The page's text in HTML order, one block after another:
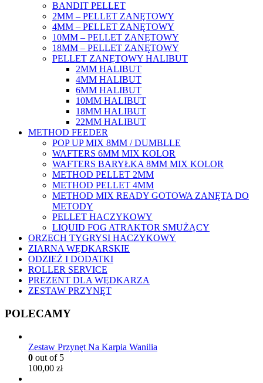
BANDIT PELLET
2MM – PELLET ZANĘTOWY
4MM – PELLET ZANĘTOWY
10MM – PELLET ZANĘTOWY
18MM – PELLET ZANĘTOWY
PELLET ZANĘTOWY HALIBUT
2MM HALIBUT
4MM HALIBUT
6MM HALIBUT
10MM HALIBUT
18MM HALIBUT
22MM HALIBUT
METHOD FEEDER
POP UP MIX 8MM / DUMBLLE
WAFTERS 6MM MIX KOLOR
WAFTERS BARYŁKA 8MM MIX KOLOR
METHOD PELLET 2MM
METHOD PELLET 4MM
METHOD MIX READY GOTOWA ZANĘTA DO
METODY
PELLET HACZYKOWY
LIQUID FOG ATRAKTOR SMUŻĄCY
ORZECH TYGRYSI HACZYKOWY
ZIARNA WĘDKARSKIE
ODZIEŻ I DODATKI
ROLLER SERVICE
PREZENT DLA WĘDKARZA
ZESTAW PRZYNĘT
POLECAMY
Zestaw Przynęt Na Karpia Wanilia
0 out of 5
100,00 zł